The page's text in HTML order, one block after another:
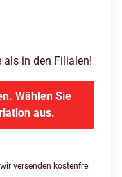
als in den Filialen!
Wählen Sie
aus.
versenden kostenfrei